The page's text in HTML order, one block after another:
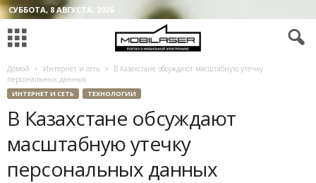
СУББОТА, 8 АВГУСТА, 2026
Домой Интернет и сеть
В Казахстане обсуждают масштабную утечку
персональных данных
ИНТЕРНЕТ И СЕТЬ ТЕХНОЛОГИИ
В Казахстане обсуждают
масштабную утечку
персональных данных